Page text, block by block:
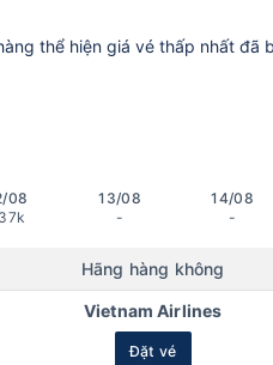
thể hiện giá vé thấp nhất đã
08
13/08
-
14/08
-
Hãng hàng không
Vietnam Airlines
Đặt vé